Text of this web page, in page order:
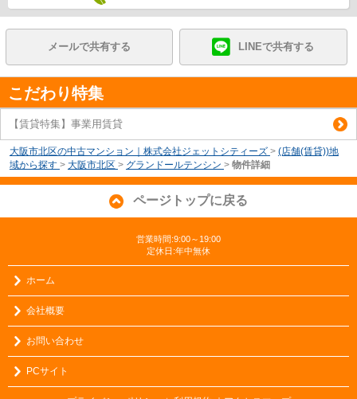
メールで共有する LINEで共有する
こだわり特集
【賃貸特集】事業用賃貸
大阪市北区の中古マンション｜株式会社ジェットシティーズ > (店舗(賃貸))地
域から探す > 大阪市北区 > グランドールテンシン > 物件詳細
ページトップに戻る
営業時間:9:00～19:00
定休日:年中無休
ホーム
会社概要
お問い合わせ
PCサイト